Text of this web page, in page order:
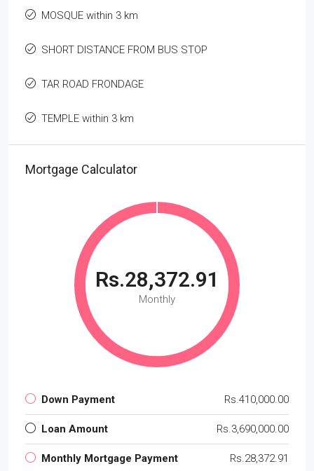
MOSQUE within 3 km
SHORT DISTANCE FROM BUS STOP
TAR ROAD FRONDAGE
TEMPLE within 3 km
Mortgage Calculator
Rs.28,372.91
Monthly
Down Payment Rs.410,000.00
Loan Amount Rs.3,690,000.00
Monthly Mortgage Payment Rs.28,372.91